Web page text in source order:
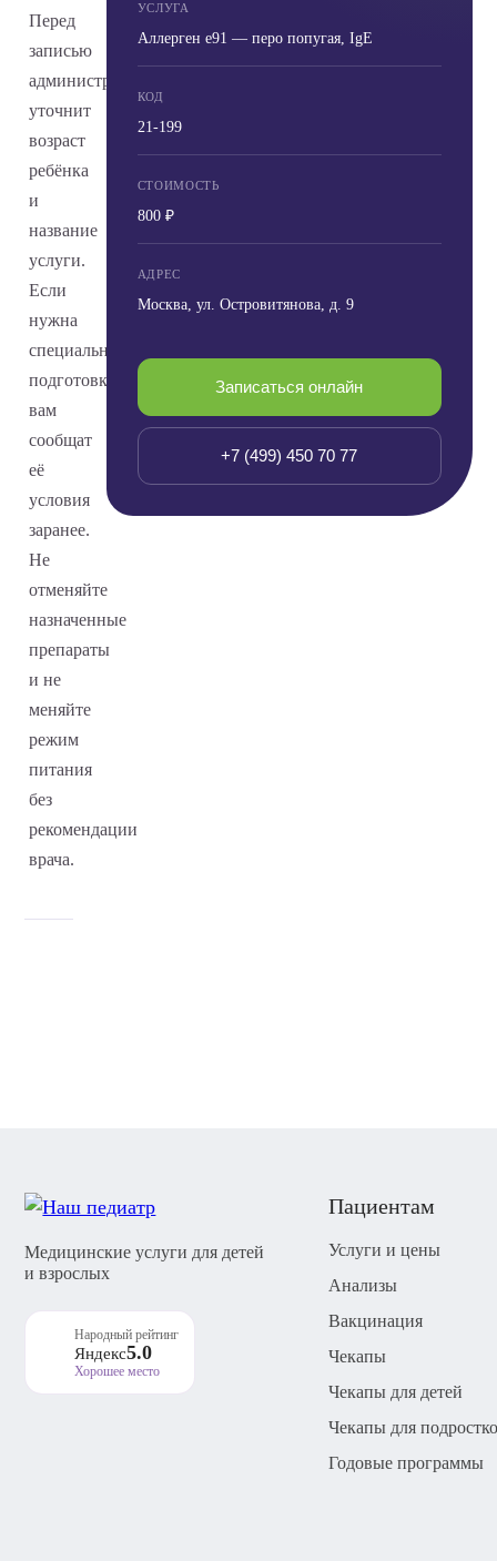
Перед
записью
администратор
уточнит
возраст
ребёнка
и
название
услуги.
Если
нужна
специальная
подготовка,
вам
сообщат
её
условия
заранее.
Не
отменяйте
назначенные
препараты
и не
меняйте
режим
питания
без
рекомендации
врача.
УСЛУГА
Аллерген e91 — перо попугая, IgE
КОД
21-199
СТОИМОСТЬ
800 ₽
АДРЕС
Москва, ул. Островитянова, д. 9
Записаться онлайн
+7 (499) 450 70 77
Медицинские услуги для детей
и взрослых
Народный рейтинг
Яндекс5.0
Хорошее место
Пациентам
Услуги и цены
Анализы
Вакцинация
Чекапы
Чекапы для детей
Чекапы для
Годовые программы